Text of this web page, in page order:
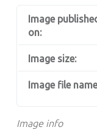
Image info
Image
on:
Image size:
Image file